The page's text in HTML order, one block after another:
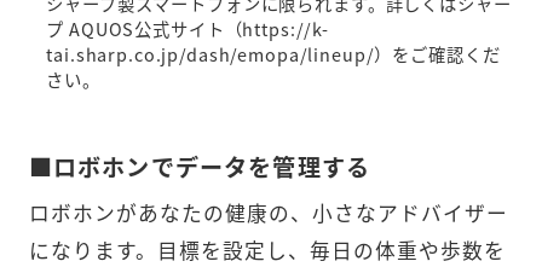
プ AQUOS公式サイト（https://k-
tai.sharp.co.jp/dash/emopa/lineup/）をご確認くだ
さい。
■ロボホンでデータを管理する
ロボホンがあなたの健康の、小さなアドバイザー
になります。目標を設定し、毎日の体重や歩数を